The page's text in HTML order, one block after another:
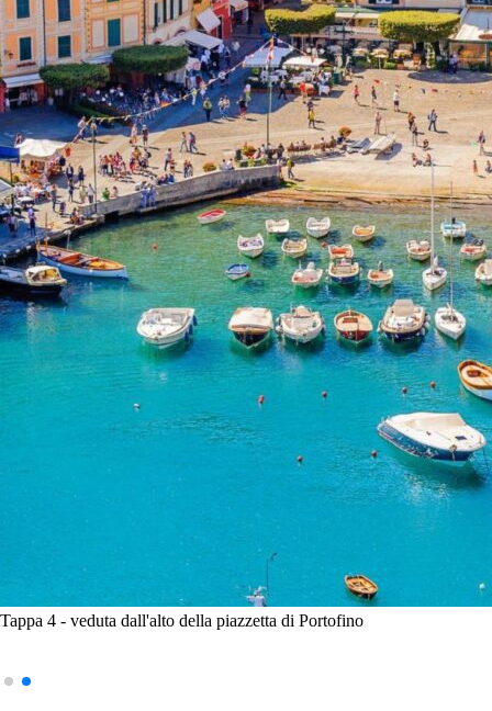
Tappa 4 - veduta dall'alto della piazzetta di Portofino